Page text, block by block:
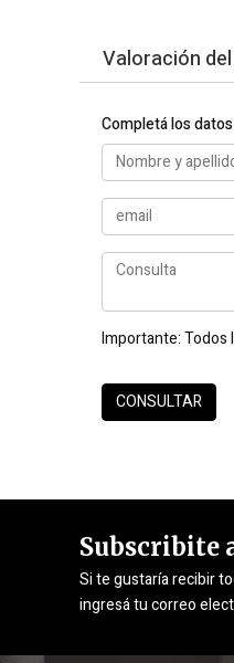
Valoración
Completá los datos
Importante:Todos
Subscribite
Si te gustaría recibir
ingresá tu correo